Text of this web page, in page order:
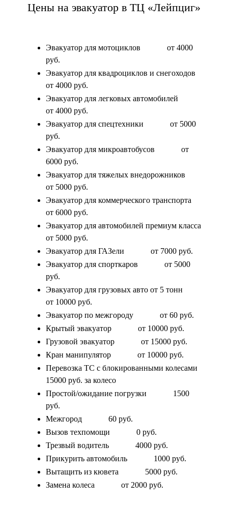
Цены на эвакуатор в ТЦ «Лейпциг»
Эвакуатор для мотоциклов
от 4000
руб.
Эвакуатор для квадроциклов и снегоходов
от 4000 руб.
Эвакуатор для легковых автомобилей
от 4000 руб.
Эвакуатор для спецтехники
от 5000
руб.
Эвакуатор для микроавтобусов
от
6000 руб.
Эвакуатор для тяжелых внедорожников
от 5000 руб.
Эвакуатор для коммерческого транспорта
от 6000 руб.
Эвакуатор для автомобилей премиум класса
от 5000 руб.
Эвакуатор для ГАЗели
от 7000 руб.
Эвакуатор для спорткаров
от 5000
руб.
Эвакуатор для грузовых авто от 5 тонн
от 10000 руб.
Эвакуатор по межгороду
от 60 руб.
Крытый эвакуатор
от 10000 руб.
Грузовой эвакуатор
от 15000 руб.
Кран манипулятор
от 10000 руб.
Перевозка ТС с блокированными колесами
15000 руб. за колесо
Простой/ожидание погрузки
1500
руб.
Межгород
60 руб.
Вызов техпомощи
0 руб.
Трезвый водитель
4000 руб.
Прикурить автомобиль
1000 руб.
Вытащить из кювета
5000 руб.
Замена колеса
от 2000 руб.